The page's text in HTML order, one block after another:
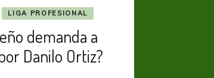
LIGA PROFESIONAL
demanda a
Danilo Ortiz?